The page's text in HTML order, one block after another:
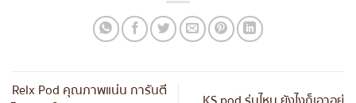
Relx Pod คุณภาพแน่น การันตี